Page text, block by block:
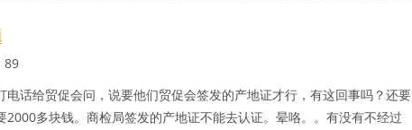
电话给贸促会问，说要他们贸促会签发的产地证才行，有这回事吗？还要
2000多块钱。商检局签发的产地证不能去认证。晕咯。。有没有不经过